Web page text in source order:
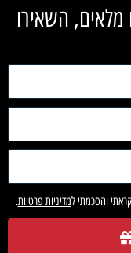
השאירו
מדיניות פרטיות.